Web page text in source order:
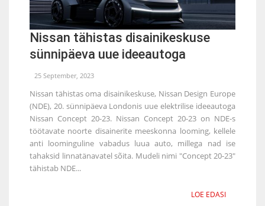
Nissan tähistas disainikeskuse
sünnipäeva uue ideeautoga
25 September, 2023
Nissan tähistas oma disainikeskuse, Nissan Design Europe
(NDE), 20. sünnipäeva Londonis uue elektrilise ideeautoga
Nissan Concept 20-23. Nissan Concept 20-23 on NDE-s
töötavate noorte disainerite meeskonna looming, kellele
anti loominguline vabadus luua auto, millega nad ise
tahaksid linnatänavatel sõita. Mudeli nimi "Concept 20-23"
tähistab NDE...
LOE EDASI